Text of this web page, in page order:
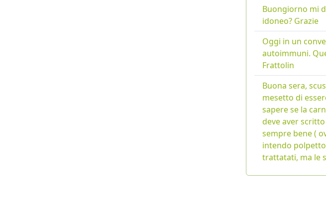
Buongiorno mi
idoneo? Grazie
Oggi in un
autoimmuni.
Frattolin
Buona sera,
mesetto di
sapere se la
deve aver
sempre bene (
intendo
trattatati, ma le